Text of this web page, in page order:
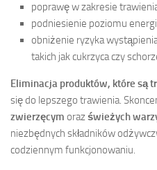
poprawę w zakresie
podniesienie poziomu
obniżenie ryzyka
takich jak cukrzyca czy
Eliminacja produktów, które są
się do lepszego trawienia.
zwierzęcym orazświeżych
niezbędnych składników
codziennym funkcjonowaniu.